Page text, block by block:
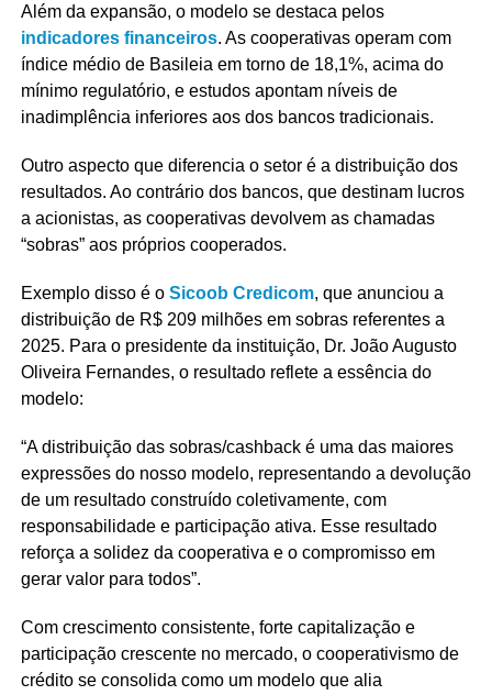
Além da expansão, o modelo se destaca pelos
indicadores financeiros. As cooperativas operam com
índice médio de Basileia em torno de 18,1%, acima do
mínimo regulatório, e estudos apontam níveis de
inadimplência inferiores aos dos bancos tradicionais.
Outro aspecto que diferencia o setor é a distribuição dos
resultados. Ao contrário dos bancos, que destinam lucros
a acionistas, as cooperativas devolvem as chamadas
“sobras” aos próprios cooperados.
Exemplo disso é o Sicoob Credicom, que anunciou a
distribuição de R$ 209 milhões em sobras referentes a
2025. Para o presidente da instituição, Dr. João Augusto
Oliveira Fernandes, o resultado reflete a essência do
modelo:
“A distribuição das sobras/cashback é uma das maiores
expressões do nosso modelo, representando a devolução
de um resultado construído coletivamente, com
responsabilidade e participação ativa. Esse resultado
reforça a solidez da cooperativa e o compromisso em
gerar valor para todos”.
Com crescimento consistente, forte capitalização e
participação crescente no mercado, o cooperativismo de
crédito se consolida como um modelo que alia